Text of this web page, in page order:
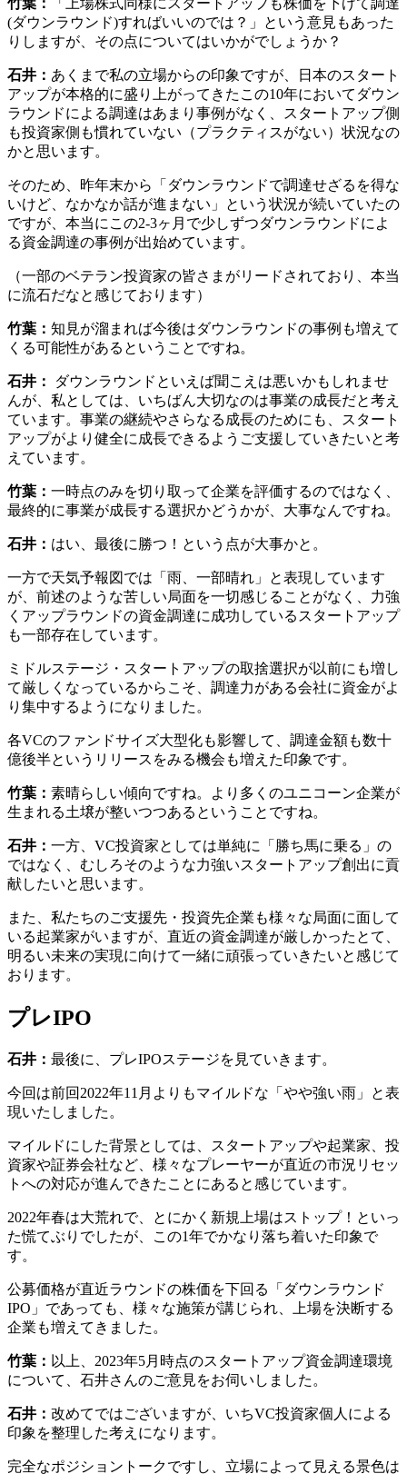
竹葉：
「上場株式同様にスタートアップも株価を下げて調達
(ダウンラウンド)すればいいのでは？」という意見もあった
りしますが、その点についてはいかがでしょうか？
石井： あくまで私の立場からの印象ですが、日本のスタート
アップが本格的に盛り上がってきたこの10年においてダウン
ラウンドによる調達はあまり事例がなく、スタートアップ側
も投資家側も慣れていない（プラクティスがない）状況なの
かと思います。
そのため、昨年末から「ダウンラウンドで調達せざるを得な
いけど、なかなか話が進まない」という状況が続いていたの
ですが、本当にこの2-3ヶ月で少しずつダウンラウンドによ
る資金調達の事例が出始めています。
（一部のベテラン投資家の皆さまがリードされており、本当
に流石だなと感じております）
竹葉： 知見が溜まれば今後はダウンラウンドの事例も増えて
くる可能性があるということですね。
石井：
ダウンラウンドといえば聞こえは悪いかもしれませ
んが、私としては、いちばん大切なのは事業の成長だと考え
ています。事業の継続やさらなる成長のためにも、スタート
アップがより健全に成長できるようご支援していきたいと考
えています。
竹葉： 一時点のみを切り取って企業を評価するのではなく、
最終的に事業が成長する選択かどうかが、大事なんですね。
石井： はい、最後に勝つ！という点が大事かと。
一方で天気予報図では「雨、一部晴れ」と表現しています
が、前述のような苦しい局面を一切感じることがなく、力強
くアップラウンドの資金調達に成功しているスタートアップ
も一部存在しています。
ミドルステージ・スタートアップの取捨選択が以前にも増し
て厳しくなっているからこそ、調達力がある会社に資金がよ
り集中するようになりました。
各VCのファンドサイズ大型化も影響して、調達金額も数十
億後半というリリースをみる機会も増えた印象です。
竹葉： 素晴らしい傾向ですね。より多くのユニコーン企業が
生まれる土壌が整いつつあるということですね。
石井： 一方、VC投資家としては単純に「勝ち馬に乗る」の
ではなく、むしろそのような力強いスタートアップ創出に貢
献したいと思います。
また、私たちのご支援先・投資先企業も様々な局面に面して
いる起業家がいますが、直近の資金調達が厳しかったとて、
明るい未来の実現に向けて一緒に頑張っていきたいと感じて
おります。
プレIPO
石井： 最後に、プレIPOステージを見ていきます。
今回は前回2022年11月よりもマイルドな「やや強い雨」と表
現いたしました。
マイルドにした背景としては、スタートアップや起業家、投
資家や証券会社など、様々なプレーヤーが直近の市況リセッ
トへの対応が進んできたことにあると感じています。
2022年春は大荒れで、とにかく新規上場はストップ！といっ
た慌てぶりでしたが、この1年でかなり落ち着いた印象で
す。
公募価格が直近ラウンドの株価を下回る「ダウンラウンド
IPO」であっても、様々な施策が講じられ、上場を決断する
企業も増えてきました。
竹葉： 以上、2023年5月時点のスタートアップ資金調達環境
について、石井さんのご意見をお伺いしました。
石井： 改めてではございますが、いちVC投資家個人による
印象を整理した考えになります。
完全なポジショントークですし、立場によって見える景色は